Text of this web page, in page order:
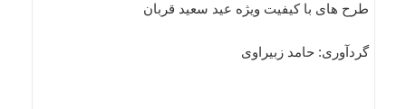
طرح های با کیفیت ویژه عید سعید قربان
گردآوری: حامد زبیراوی